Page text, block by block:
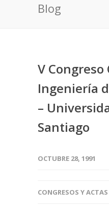
Blog
V
Ingeniería
–
Santiago
OCTUBRE 28, 1991
CONGRESOS Y ACTAS